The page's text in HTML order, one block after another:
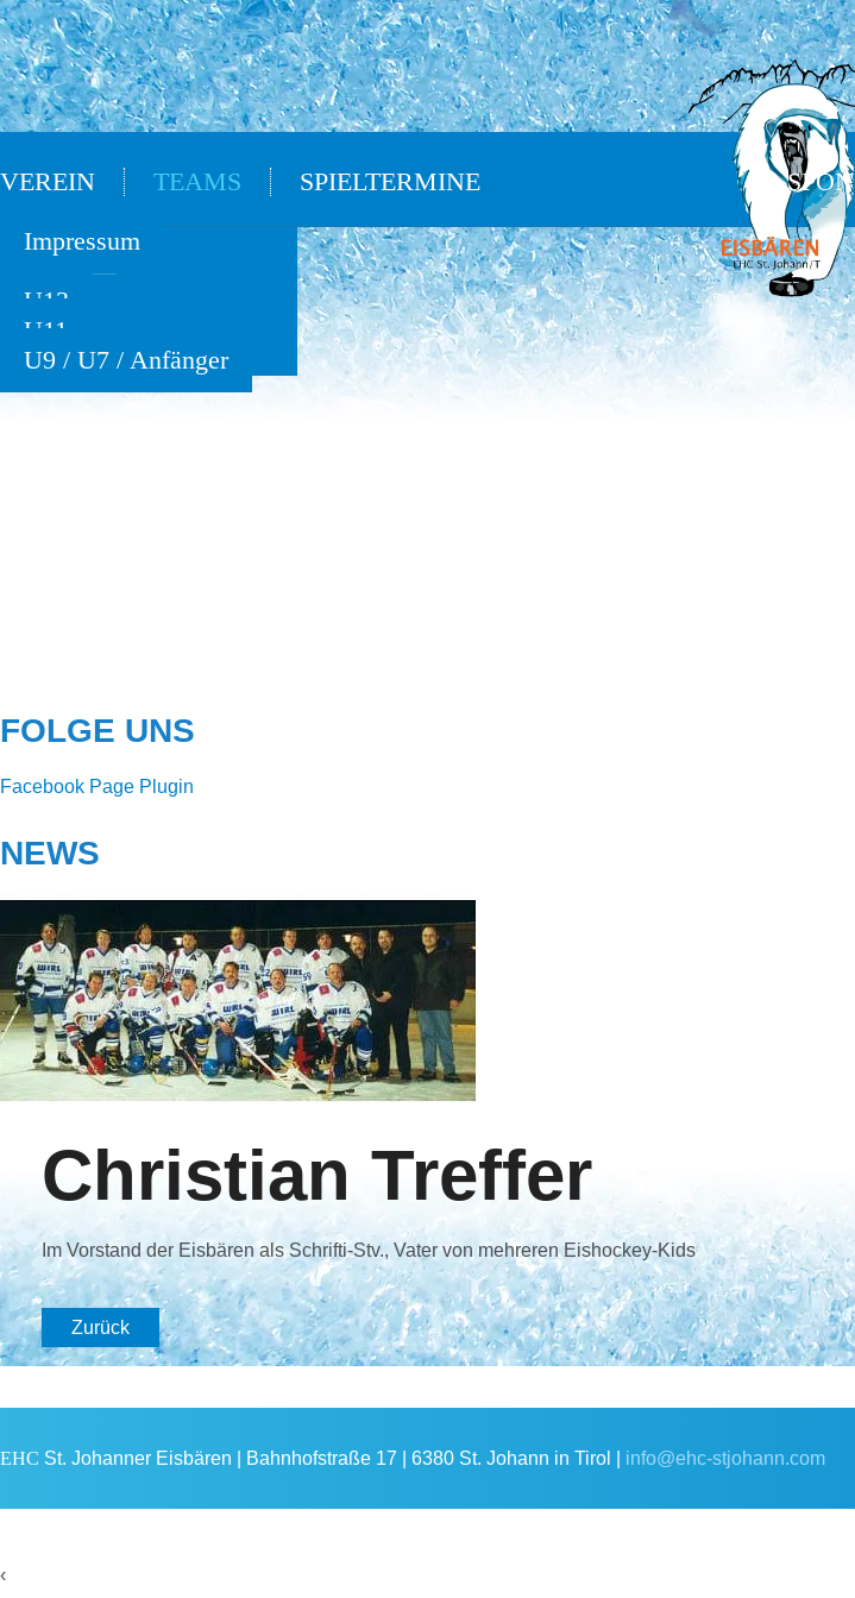
VEREIN TEAMS
Oldies
U13
U11
U9 / U7 / Anfänger
SPIELTERMINE
Impressum
FOLGE UNS
Facebook Page Plugin
NEWS
Christian Treffer
Im Vorstand der Eisbären als Schrifti-Stv., Vater von mehreren Eishockey-Kids
Zurück
EHC St. Johanner Eisbären | Bahnhofstraße 17 | 6380 St. Johann in Tirol | info@ehc-stjohann.com
‹